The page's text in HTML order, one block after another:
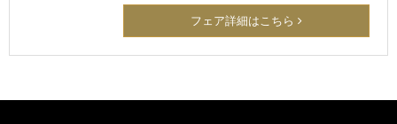
フェア詳細はこちら